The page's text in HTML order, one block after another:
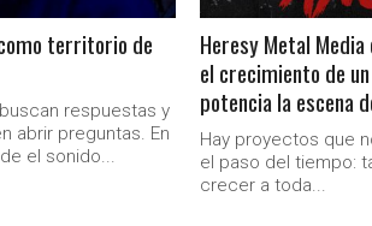
territorio de
respuestas y
abrir preguntas. En
el sonido...
Heresy Metal
el crecimiento de
potencia la escena
Hay proyectos que
el paso del tiempo:
crecer a toda...